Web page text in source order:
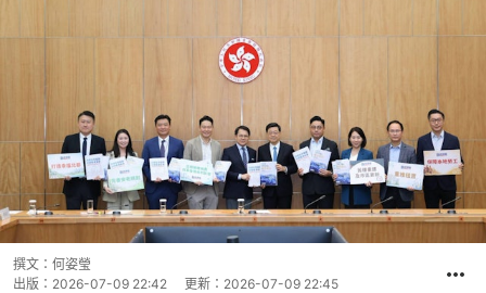
撰文： 何姿瑩
出版： 2026-07-09 22:42 更新： 2026-07-09 22:45